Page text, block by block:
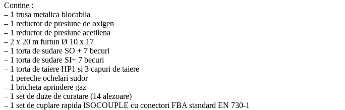
Contine :
– 1 trusa metalica blocabila
– 1 reductor de presiune de oxigen
– 1 reductor de presiune acetilena
– 2 x 20 m furtun Ø 10 x 17
– 1 torta de sudare SO + 7 becuri
– 1 torta de sudare SI+ 7 becuri
– 1 torta de taiere HP1 si 3 capuri de taiere
– 1 pereche ochelari sudor
– 1 bricheta aprindere gaz
– 1 set de duze de curatare (14 alezoare)
– 1 set de cuplare rapida ISOCOUPLE cu conectori FBA standard EN 730-1